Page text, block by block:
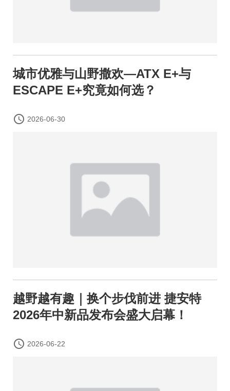
城市优雅与山野撒欢—ATX E+与
ESCAPE E+究竟如何选？
 2026-06-30
越野越有趣｜换个步伐前进 捷安特
2026年中新品发布会盛大启幕！
 2026-06-22